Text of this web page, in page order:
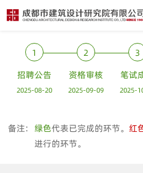
1
招聘公告
2025-08-20
2
资格审核
2025-09-09
3
笔试
2025-
备注: 绿色代表已完成的环节。红
进行的环节。